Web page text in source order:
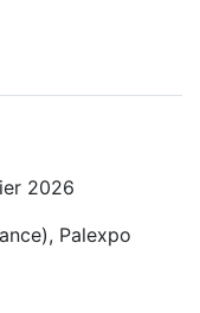
2026
Palexpo